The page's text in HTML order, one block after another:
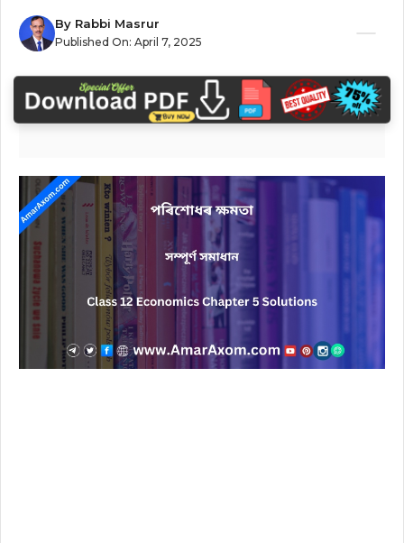
By Rabbi Masrur
Published On: April 7, 2025